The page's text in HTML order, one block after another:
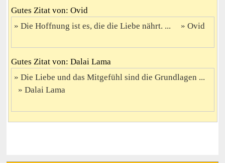
Gutes Zitat von: Ovid
Die Hoffnung ist es, die die Liebe nährt. ...
Ovid
Gutes Zitat von: Dalai Lama
Die Liebe und das Mitgefühl sind die Grundlagen ...
Dalai Lama